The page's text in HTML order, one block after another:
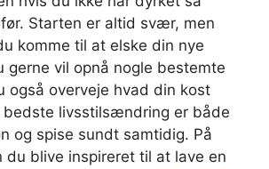
Starten er altid svær, men
komme til at elske din nye
gerne vil opnå nogle bestemte
også overveje hvad din kost
bedste livsstilsændring er både
og spise sundt samtidig. På
du blive inspireret til at lave en